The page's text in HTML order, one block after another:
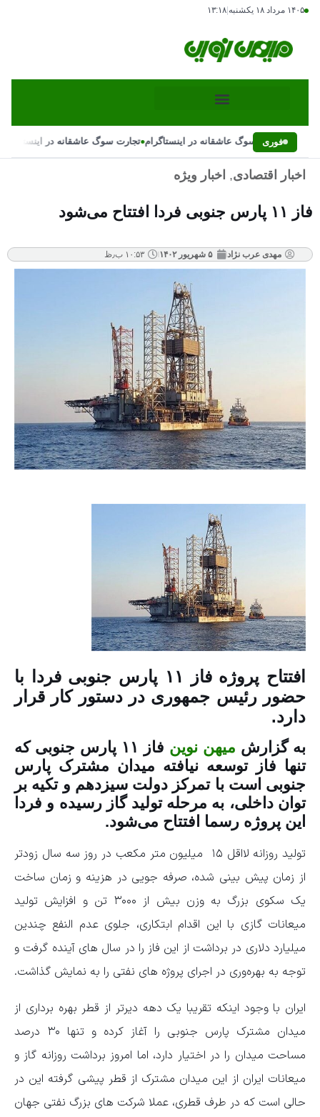
۱۴۰۵ مرداد ۱۸ یکشنبه ۱۳:۱۸
فوری
تجارت سوگ عاشقانه در اینستاگرام•تجارت سوگ عاشقانه در اینستاگرام
اخبار اقتصادی, اخبار ویژه
فاز ۱۱ پارس‌ جنوبی فردا افتتاح می‌شود
مهدی عرب نژاد ۵ شهریور ۱۴۰۲ ۱۰:۵۳ ب٫ظ
افتتاح پروژه فاز ۱۱ پارس جنوبی فردا با
حضور رئیس جمهوری در دستور کار قرار
دارد.
به گزارش میهن نوین
فاز ۱۱ پارس جنوبی که
تنها فاز توسعه نیافته میدان مشترک پارس
جنوبی است با تمرکز دولت سیزدهم و تکیه بر
توان داخلی، به مرحله تولید گاز رسیده و فردا
این پروژه رسما افتتاح می‌شود.
تولید روزانه لااقل ۱۵ میلیون متر مکعب در روز سه سال زودتر
از زمان پیش بینی شده، صرفه جویی در هزینه و زمان ساخت
یک سکوی بزرگ به وزن بیش از ۳۰۰۰ تن و افزایش تولید
میعانات گازی با این اقدام ابتکاری، جلوی عدم النفع چندین
میلیارد دلاری در برداشت از این فاز را در سال های آینده گرفت و
توجه به بهره‌وری در اجرای پروژه های نفتی را به نمایش گذاشت.
ایران با وجود اینکه تقریبا یک دهه دیرتر از قطر بهره برداری از
میدان مشترک پارس جنوبی را آغاز کرده و تنها ۳۰ درصد
مساحت میدان را در اختیار دارد، اما امروز برداشت روزانه گاز و
میعانات ایران از این میدان مشترک از قطر پیشی گرفته این در
حالی است که در طرف قطری، عملا شرکت های بزرگ نفتی جهان